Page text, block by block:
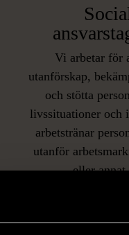
Vi arbetar för
utanförskap,
och stötta
livssituationer och
arbetstränar
utanför
eller annat